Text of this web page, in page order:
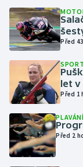
Krasobruslení
Lezení
Lyže a
Moderní pětiboj
Motorsport
Před
let
Před 1
PLAVÁNÍ
Před 2